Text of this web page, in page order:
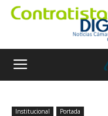
Institucional Portada